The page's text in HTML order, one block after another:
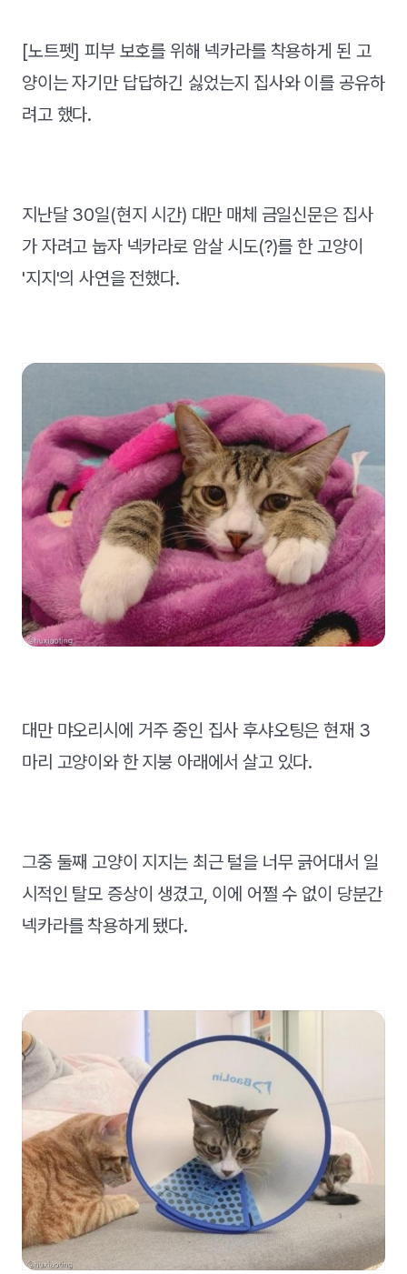
[노트펫] 피부 보호를 위해 넥카라를 착용하게 된 고
양이는 자기만 답답하긴 싫었는지 집사와 이를 공유하
려고 했다.
지난달 30일(현지 시간) 대만 매체 금일신문은 집사
가 자려고 눕자 넥카라로 암살 시도(?)를 한 고양이
'지지'의 사연을 전했다.
대만 먀오리시에 거주 중인 집사 후샤오팅은 현재 3
마리 고양이와 한 지붕 아래에서 살고 있다.
그중 둘째 고양이 지지는 최근 털을 너무 긁어대서 일
시적인 탈모 증상이 생겼고, 이에 어쩔 수 없이 당분간
넥카라를 착용하게 됐다.